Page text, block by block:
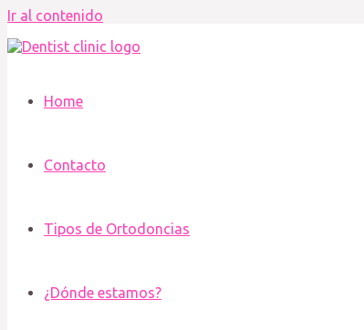
Ir al contenido
Home
Contacto
Tipos de Ortodoncias
¿Dónde estamos?